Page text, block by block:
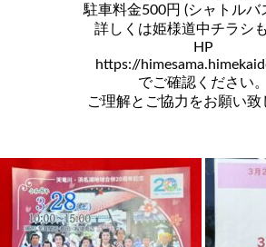
駐車料金500円 (シャトルバ
詳しくは姫様道中チラシ
HP
https://
でご確認ください。
ご理解とご協力をお願い致